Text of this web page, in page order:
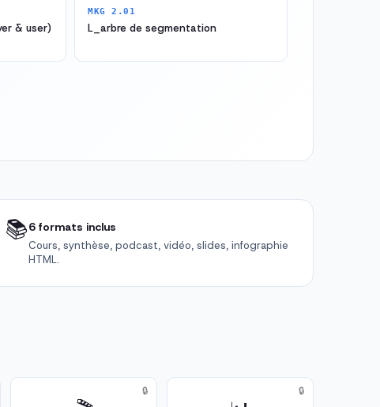
& user)
MKG 2.01
L_arbre de segmentation
📚6 formats inclus
Cours, synthèse, podcast, vidéo, slides, infographie
HTML.
🔒 🔒